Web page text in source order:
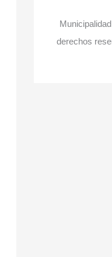
derechos